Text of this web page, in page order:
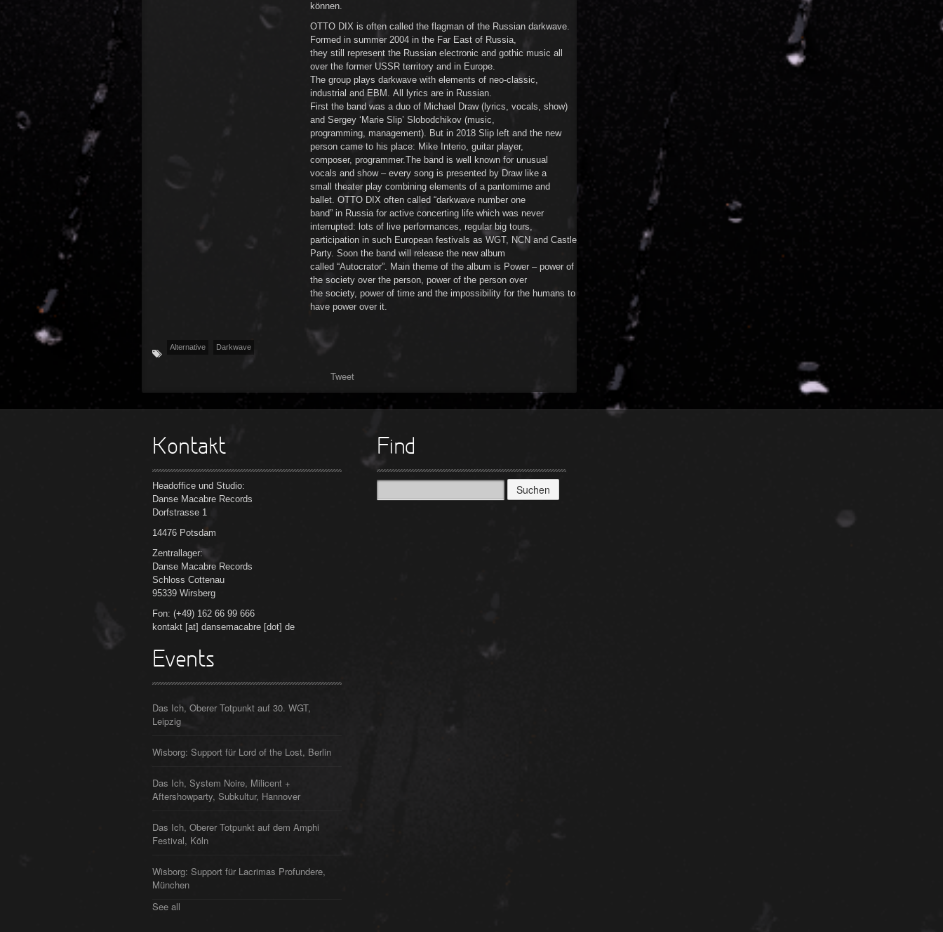
können.
OTTO DIX is often called the flagman of the Russian darkwave.
Formed in summer 2004 in the Far East of Russia,
they still represent the Russian electronic and gothic music all
over the former USSR territory and in Europe.
The group plays darkwave with elements of neo-classic,
industrial and ЕВМ. All lyrics are in Russian.
First the band was a duo of Michael Draw (lyrics, vocals, show)
and Sergey ‘Marie Slip’ Slobodchikov (music,
programming, management). But in 2018 Slip left and the new
person came to his place: Mike Interio, guitar player,
composer, programmer.The band is well known for unusual
vocals and show – every song is presented by Draw like a
small theater play combining elements of a pantomime and
ballet. OTTO DIX often called “darkwave number one
band” in Russia for active concerting life which was never
interrupted: lots of live performances, regular big tours,
participation in such European festivals as WGT, NCN and Castle
Party. Soon the band will release the new album
called “Autocrator”. Main theme of the album is Power – power of
the society over the person, power of the person over
the society, power of time and the impossibility for the humans to
have power over it.
Alternative Darkwave
Tweet
Kontakt
Headoffice und Studio:
Danse Macabre Records
Dorfstrasse 1
14476 Potsdam
Zentrallager:
Danse Macabre Records
Schloss Cottenau
95339 Wirsberg
Fon: (+49) 162 66 99 666
kontakt [at] dansemacabre [dot] de
Events
Das Ich, Oberer Totpunkt auf 30. WGT,
Leipzig
Wisborg: Support für Lord of the Lost, Berlin
Das Ich, System Noire, Milicent +
Aftershowparty, Subkultur, Hannover
Das Ich, Oberer Totpunkt auf dem Amphi
Festival, Köln
Wisborg: Support für Lacrimas Profundere,
München
See all
Find
Suchen
nach: